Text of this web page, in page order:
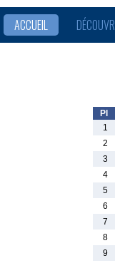
ACCUEIL
Pl
1
2
3
4
5
6
7
8
9